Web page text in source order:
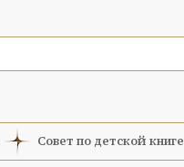
Совет по детской книге